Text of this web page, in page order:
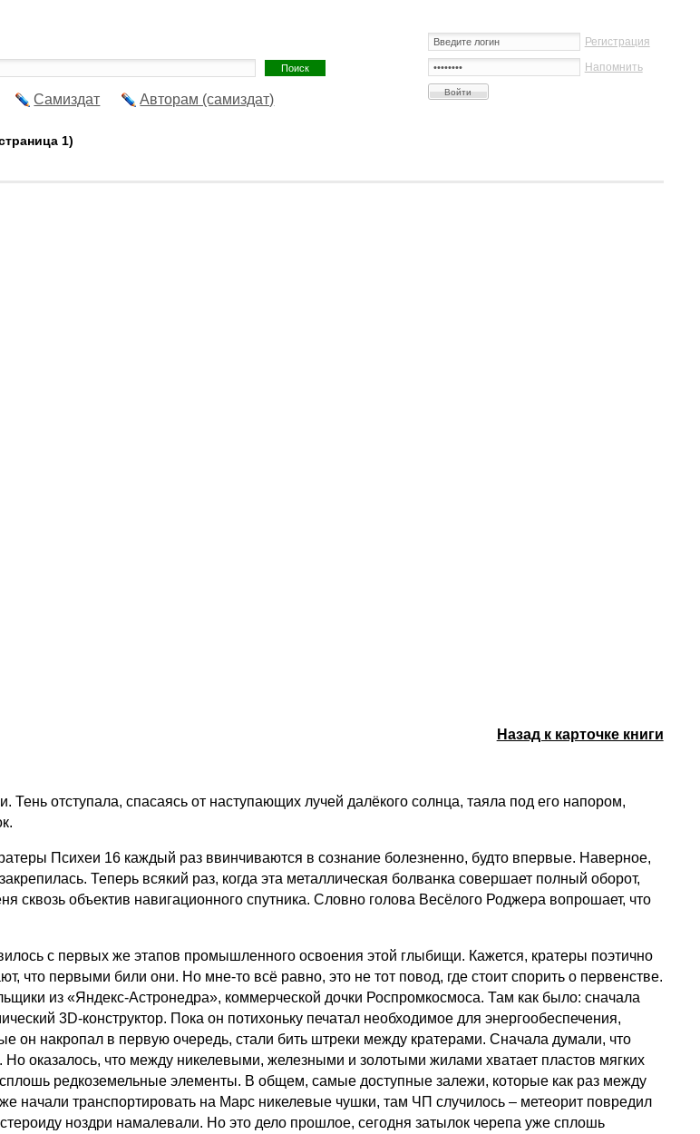
Регистрация
Напомнить
Самиздат Авторам (самиздат)
1)
Назад к карточке книги
отступала, спасаясь от наступающих лучей далёкого солнца, таяла под его напором,
Психеи 16 каждый раз ввинчиваются в сознание болезненно, будто впервые. Наверное,
Теперь всякий раз, когда эта металлическая болванка совершает полный оборот,
объектив навигационного спутника. Словно голова Весёлого Роджера вопрошает, что
с первых же этапов промышленного освоения этой глыбищи. Кажется, кратеры поэтично
первыми били они. Но мне-то всё равно, это не тот повод, где стоит спорить о первенстве.
из «Яндекс-Астронедра», коммерческой дочки Роспромкосмоса. Там как было: сначала
3D-конструктор. Пока он потихоньку печатал необходимое для энергообеспечения,
он накропал в первую очередь, стали бить штреки между кратерами. Сначала думали, что
оказалось, что между никелевыми, железными и золотыми жилами хватает пластов мягких
редкоземельные элементы. В общем, самые доступные залежи, которые как раз между
начали транспортировать на Марс никелевые чушки, там ЧП случилось – метеорит повредил
ноздри намалевали. Но это дело прошлое, сегодня затылок черепа уже сплошь